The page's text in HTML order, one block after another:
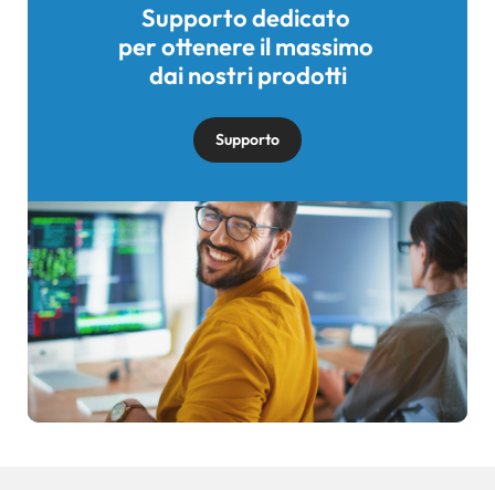
ImmagineSupporto dedicato
per ottenere il massimo
dai nostri prodotti
Supporto